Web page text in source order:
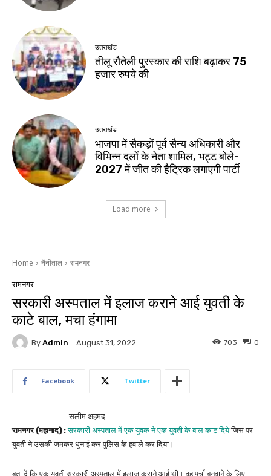
उत्तराखंड
तीलू रौतेली पुरस्कार की राशि बढ़ाकर 75
हजार रुपये की
उत्तराखंड
भाजपा में सैकड़ों पूर्व सैन्य अधिकारी और
विभिन्न दलों के नेता शामिल, भट्ट बोले-
2027 में जीत की हैट्रिक लगाएगी पार्टी
Load more